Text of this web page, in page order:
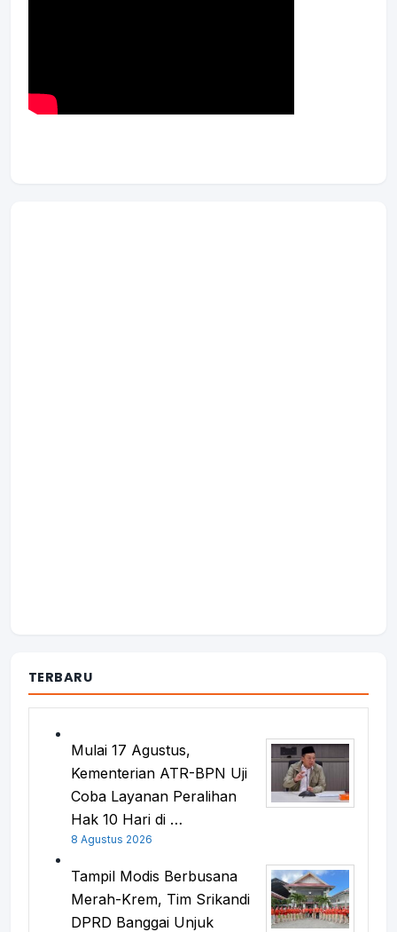
TERBARU
Mulai 17 Agustus,
Kementerian ATR-BPN Uji
Coba Layanan Peralihan
Hak 10 Hari di …
8 Agustus 2026
Tampil Modis Berbusana
Merah-Krem, Tim Srikandi
DPRD Banggai Unjuk